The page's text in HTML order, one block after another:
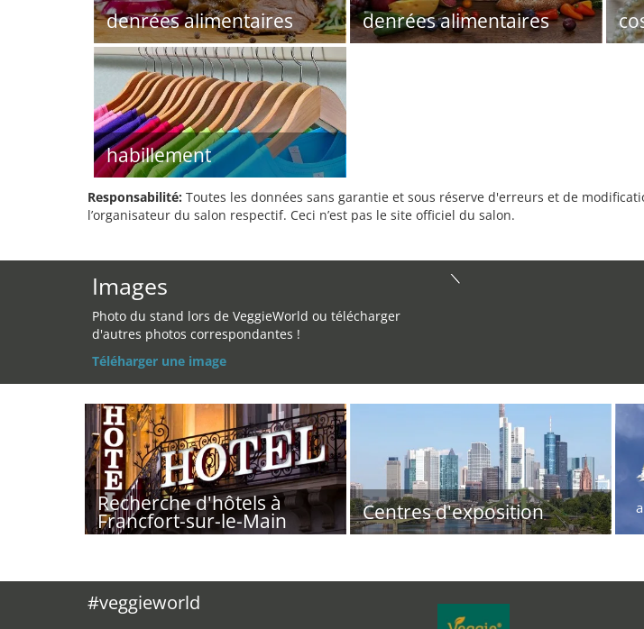
denrées alimentaires denrées alimentaires
habillement
Responsabilité: Toutes les données sans garantie et sous réserve d'erreurs et de
l’organisateur du salon respectif. Ceci n’est pas le site officiel du salon.
Images
Photo du stand lors de VeggieWorld ou télécharger
d'autres photos correspondantes !
Téléharger une image
Recherche d'hôtels à
Francfort-sur-le-Main Centres d'exposition
#veggieworld